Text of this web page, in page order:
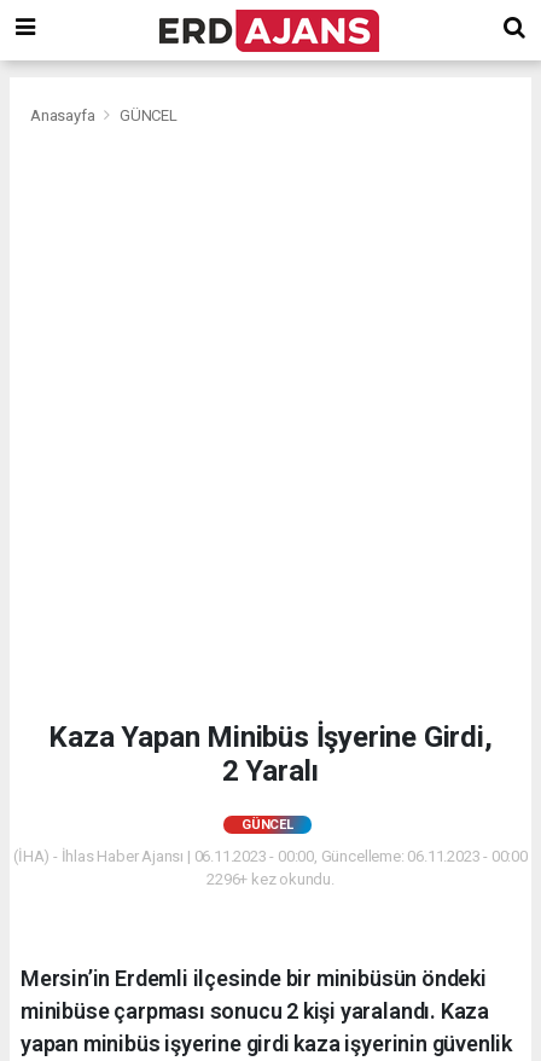
Anasayfa GÜNCEL
Kaza Yapan Minibüs İşyerine Girdi,
2 Yaralı
GÜNCEL
(İHA) - İhlas Haber Ajansı | 06.11.2023 - 00:00, Güncelleme: 06.11.2023 - 00:00
2296+ kez okundu.
Mersin’in Erdemli ilçesinde bir minibüsün öndeki
minibüse çarpması sonucu 2 kişi yaralandı. Kaza
yapan minibüs işyerine girdi kaza işyerinin güvenlik